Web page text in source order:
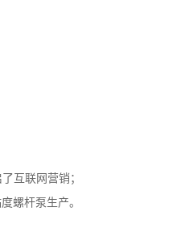
互联网营销；
螺杆泵生产。